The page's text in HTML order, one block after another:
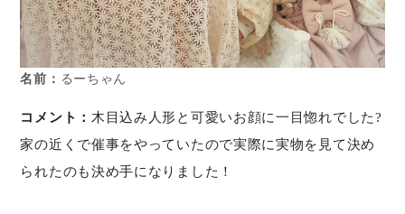
名前： るーちゃん
コメント： 木目込み人形と可愛いお顔に一目惚れでした?
家の近くで催事をやっていたので実際に実物を見て決め
られたのも決め手になりました！